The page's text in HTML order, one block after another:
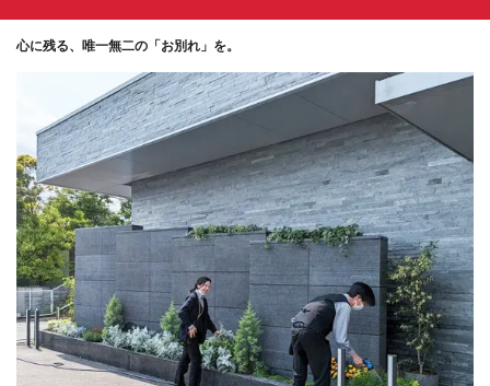
心に残る、唯一無二の「お別れ」を。